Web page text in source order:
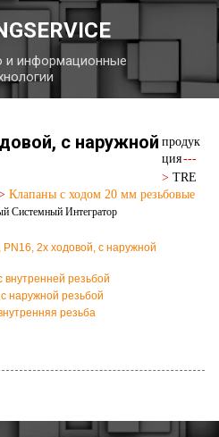
контенту
и информационные
с наружной продук
ция---
> TRE
Клапаны с ходом 20 мм резьбовые
Системный Интегратор
PN16, 2х ходовой, с наружной
внутренней резьбой
наружной резьбой
резьба